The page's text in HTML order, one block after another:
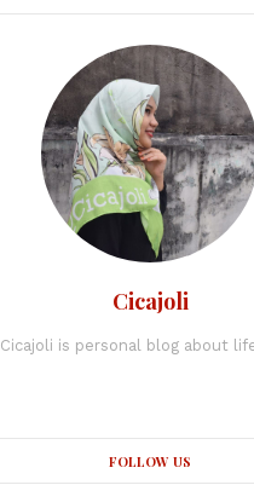
Cicajoli
Cicajoli is personal blog about
FOLLOW US